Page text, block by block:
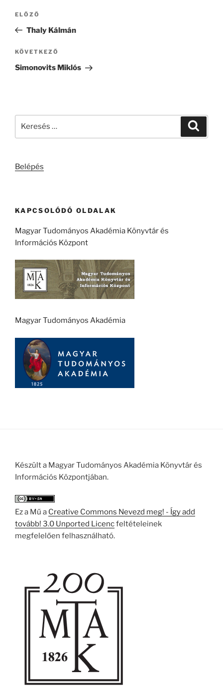
Bejegyzés
Korábbi
bejegyzés
ELŐZŐ
Thaly Kálmán
Következő
bejegyzés
KÖVETKEZŐ
Simonovits Miklós
Belépés
KAPCSOLÓDÓ OLDALAK
Magyar Tudományos Akadémia Könyvtár és
Információs Központ
Magyar Tudományos Akadémia
Készült a Magyar Tudományos Akadémia Könyvtár és
Információs Központjában.
Ez a Mű a Creative Commons Nevezd meg! - Így add
tovább! 3.0 Unported Licencfeltételeinek
megfelelően felhasználható.